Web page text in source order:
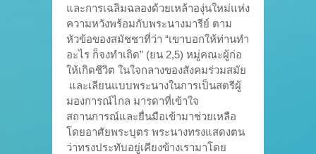
และการเฉลิมฉลองด้วยเหล้าองุ่นใหม่แห่ง
ความหวังพร้อมกับพระนางมารีย์ ตาม
หัวข้อของสมัชชาที่ว่า “เขาบอกให้ท่านทำ
อะไร ก็จงทำเถิด” (ยน 2,5) หมู่คณะผู้ก่อ
ให้เกิดชีวิต ในใจกลางของสังคมร่วมสมัย
และเลียนแบบพระนางในการเป็นสตรีผู้
มองการณ์ไกล มารดาที่เข้าใจ
สถานการณ์และยื่นมือเข้ามาช่วยเหลือ
โดยอาศัยพระบุตร พระนางทรงแสดงตน
ว่าทรงประทับอยู่เคียงข้างเรามาโดย